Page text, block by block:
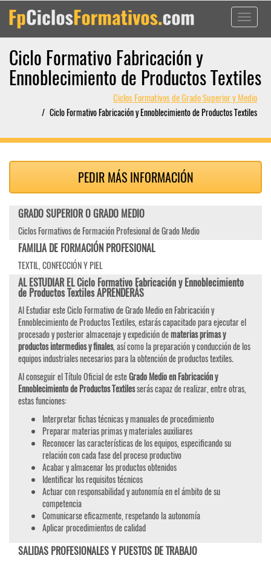
Toggle
Ciclo Formativo Fabricación y
Ennoblecimiento de Productos Textiles
Ciclos Formativos de Grado Superior y Medio
Ciclo Formativo Fabricación y Ennoblecimiento de Productos Textiles
PEDIR MÁS INFORMACIÓN
GRADO SUPERIOR O GRADO MEDIO
Ciclos Formativos de Formación Profesional de Grado Medio
FAMILIA DE FORMACIÓN PROFESIONAL
TEXTIL, CONFECCIÓN Y PIEL
AL ESTUDIAR EL Ciclo Formativo Fabricación y Ennoblecimiento
de Productos Textiles APRENDERÁS
Al Estudiar este Ciclo Formativo de Grado Medio en Fabricación y
Ennoblecimiento de Productos Textiles, estarás capacitado para ejecutar el
procesado y posterior almacenaje y expedición dematerias primas y
productos intermedios y finales, así como la preparación y conducción de los
equipos industriales necesarios para la obtención de productos textiles.
Al conseguir el Título Oficial de esteGrado Medio en Fabricación y
Ennoblecimiento de Productos Textilesserás capaz de realizar, entre otras,
estas funciones:
Interpretar fichas técnicas y manuales de procedimiento
Preparar materias primas y materiales auxiliares
Reconocer las características de los equipos, especificando su
relación con cada fase del proceso productivo
Acabar y almacenar los productos obtenidos
Identificar los requisitos técnicos
Actuar con responsabilidad y autonomía en el ámbito de su
competencia
Comunicarse eficazmente, respetando la autonomía
Aplicar procedimientos de calidad
SALIDAS PROFESIONALES Y PUESTOS DE TRABAJO